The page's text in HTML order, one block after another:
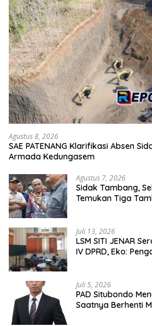
Agustus 8, 2026
SAE PATENANG Klarifikasi Absen
Armada Kedungasem
Agustus 7, 2026
Sidak Tambang,
Temukan Tiga
Juli 13, 2026
LSM SITI JENAR
IV DPRD, Eko:
Juli 5, 2026
PAD Situbondo
Saatnya Berhenti